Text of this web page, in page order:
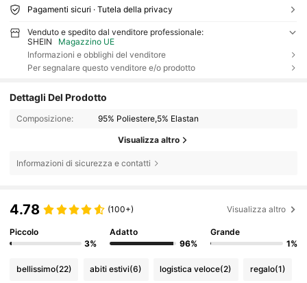
Pagamenti sicuri · Tutela della privacy
Venduto e spedito dal venditore professionale:
SHEIN
Magazzino UE
Informazioni e obblighi del venditore
Per segnalare questo venditore e/o prodotto
Dettagli Del Prodotto
Composizione: 95% Poliestere,5% Elastan
Visualizza altro
Informazioni di sicurezza e contatti
4.78 (100+) Visualizza altro
Piccolo
3%
Adatto
96%
Grande
1%
bellissimo(22) abiti estivi(6) logistica veloce(2) regalo(1)